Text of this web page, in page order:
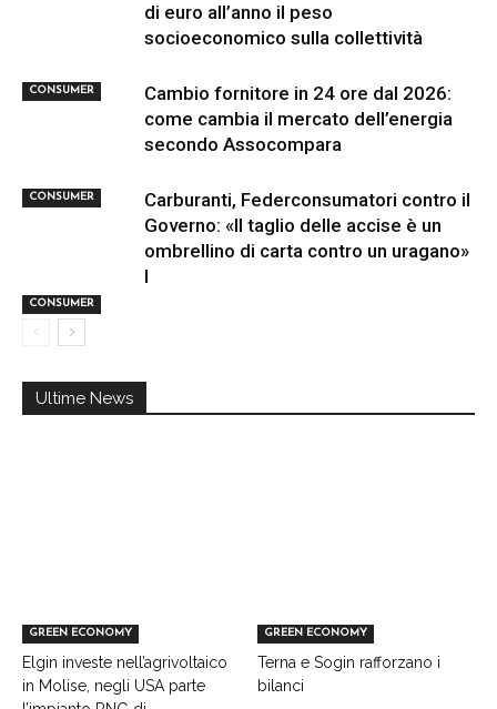
CONSUMER
di euro all’anno il peso
socioeconomico sulla collettività
CONSUMER
Cambio fornitore in 24 ore dal 2026:
come cambia il mercato dell’energia
secondo Assocompara
CONSUMER
Carburanti, Federconsumatori contro il
Governo: «Il taglio delle accise è un
ombrellino di carta contro un uragano»
I
Ultime News
GREEN ECONOMY
Elgin investe nell’agrivoltaico
in Molise, negli USA parte
GREEN ECONOMY
Terna e Sogin rafforzano i
bilanci